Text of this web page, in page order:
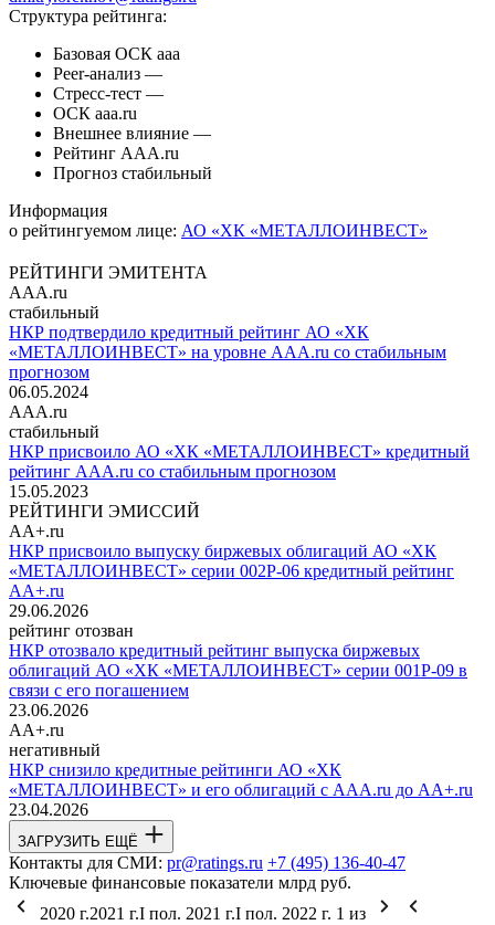
Структура рейтинга:
Базовая ОСК aaa
Peer-анализ —
Стресс-тест —
ОСК aaa.ru
Внешнее влияние —
Рейтинг AAA.ru
Прогноз стабильный
Информация
о рейтингуемом лице: АО «ХК «МЕТАЛЛОИНВЕСТ»
РЕЙТИНГИ ЭМИТЕНТА
AAA.ru
стабильный
НКР подтвердило кредитный рейтинг АО «ХК
«МЕТАЛЛОИНВЕСТ» на уровне AAA.ru со стабильным
прогнозом
06.05.2024
AAA.ru
стабильный
НКР присвоило АО «ХК «МЕТАЛЛОИНВЕСТ» кредитный
рейтинг AAA.ru со стабильным прогнозом
15.05.2023
РЕЙТИНГИ ЭМИССИЙ
AA+.ru
НКР присвоило выпуску биржевых облигаций АО «ХК
«МЕТАЛЛОИНВЕСТ» серии 002Р-06 кредитный рейтинг
AA+.ru
29.06.2026
рейтинг отозван
НКР отозвало кредитный рейтинг выпуска биржевых
облигаций АО «ХК «МЕТАЛЛОИНВЕСТ» серии 001Р-09 в
связи с его погашением
23.06.2026
AA+.ru
негативный
НКР снизило кредитные рейтинги АО «ХК
«МЕТАЛЛОИНВЕСТ» и его облигаций с AAA.ru до AA+.ru
23.04.2026
ЗАГРУЗИТЬ ЕЩЁ
Контакты для СМИ: pr@ratings.ru +7 (495) 136-40-47
Ключевые финансовые показатели млрд руб.
2020 г.2021 г.I пол. 2021 г.I пол. 2022 г. 1 из